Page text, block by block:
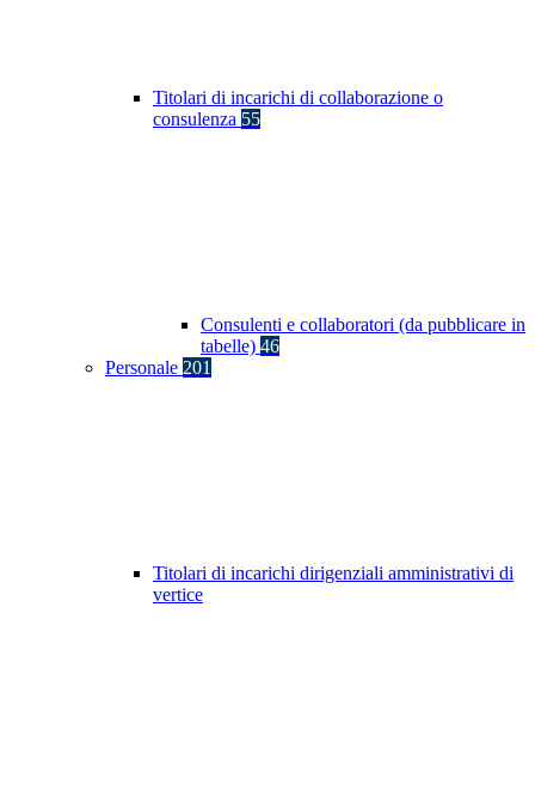
Titolari di incarichi di collaborazione o
consulenza 55
Consulenti e collaboratori (da pubblicare in
tabelle) 46
Personale 201
Titolari di incarichi dirigenziali amministrativi di
vertice